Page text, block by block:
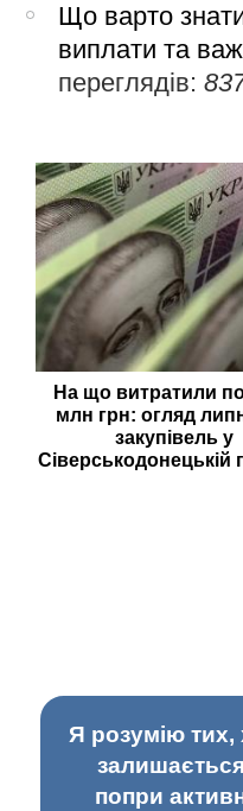
Що варто
виплати та
переглядів:
На що витратили
млн грн: огляд
закупівель у
Сіверськодонецькій
Я розумію тих,
попри